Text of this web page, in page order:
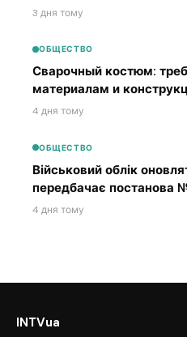
3 дня тому
ОБЩЕСТВО
Сварочный костюм:
материалам и
4 дня тому
ОБЩЕСТВО
Військовий облік
передбачає постанова
4 дня тому
INTVua